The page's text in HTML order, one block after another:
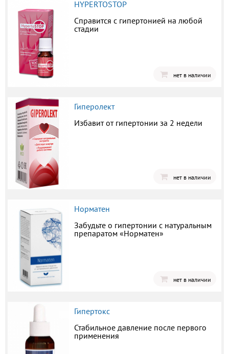
HYPERTOSTOP
Справится с гипертонией на любой
стадии
нет в наличии
Гиперолект
Избавит от гипертонии за 2 недели
нет в наличии
Норматен
Забудьте о гипертонии с натуральным
препаратом «Норматен»
нет в наличии
Гипертокс
Стабильное давление после первого
применения